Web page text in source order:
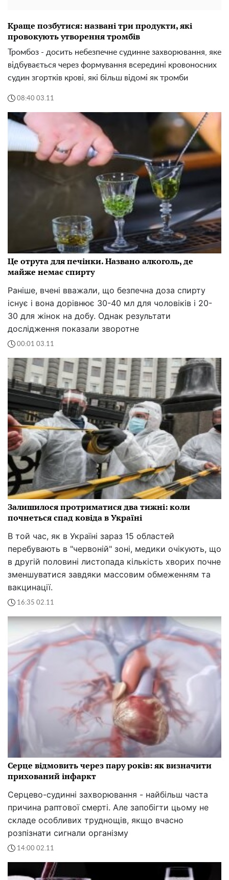
Краще позбутися: названі три продукти, які
провокують утворення тромбів
Тромбоз - досить небезпечне судинне захворювання, яке
відбувається через формування всередині кровоносних
судин згортків крові, які більш відомі як тромби
08:40 03.11
Це отрута для печінки. Названо алкоголь, де
майже немає спирту
Раніше, вчені вважали, що безпечна доза спирту
існує і вона дорівнює 30-40 мл для чоловіків і 20-
30 для жінок на добу. Однак результати
дослідження показали зворотне
00:01 03.11
Залишилося протриматися два тижні: коли
почнеться спад ковіда в Україні
В той час, як в Україні зараз 15 областей
перебувають в "червоній" зоні, медики очікують, що
в другій половині листопада кількість хворих почне
зменшуватися завдяки массовим обмеженням та
вакцинації.
16:35 02.11
Серце відмовить через пару років: як визначити
прихований інфаркт
Серцево-судинні захворювання - найбільш часта
причина раптової смерті. Але запобігти цьому не
складе особливих труднощів, якщо вчасно
розпізнати сигнали організму
14:00 02.11